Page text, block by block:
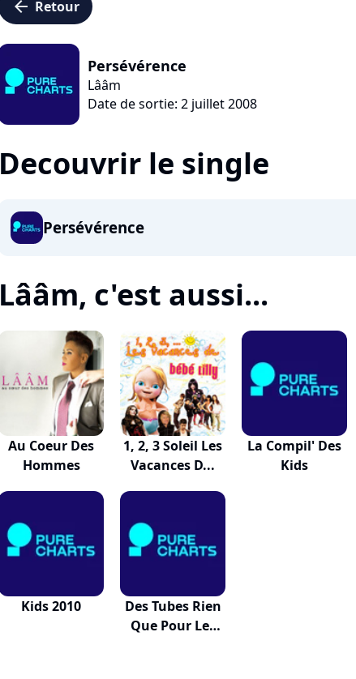
arrow_left Retour
Persévérence
Lââm
Date de sortie: 2 juillet 2008
Decouvrir le single
Persévérence
Lââm, c'est aussi...
Au Coeur Des
Hommes
1, 2, 3 Soleil Les
Vacances D...
La Compil' Des
Kids
Kids 2010
Des Tubes Rien
Que Pour Les